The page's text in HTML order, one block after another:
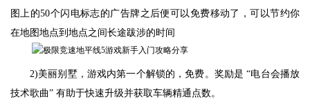
图上的50个闪电标志的广告牌之后便可以免费移动了，可以节约你
在地图地点到地点之间长途跋涉的时间
2)美丽别墅，游戏内第一个解锁的，免费。奖励是 “电台会播放
技术歌曲” 有助于快速升级并获取车辆精通点数。